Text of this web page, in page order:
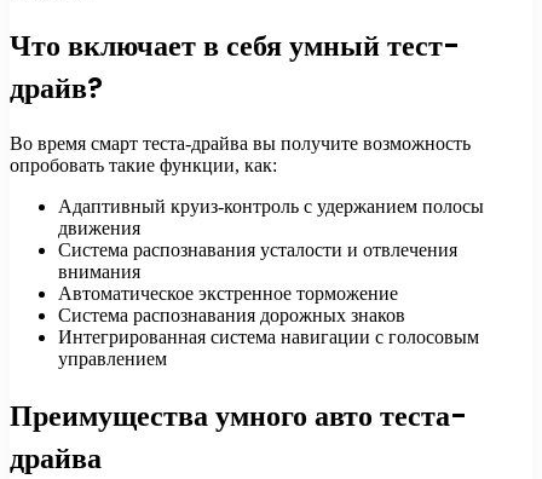
Что включает в себя умный тест-
драйв?
Во время смарт теста-драйва вы получите возможность
опробовать такие функции, как:
Адаптивный круиз-контроль с удержанием полосы
движения
Система распознавания усталости и отвлечения
внимания
Автоматическое экстренное торможение
Система распознавания дорожных знаков
Интегрированная система навигации с голосовым
управлением
Преимущества умного авто теста-
драйва